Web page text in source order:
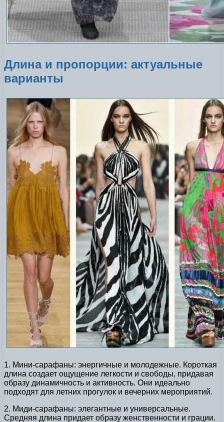
Длина и пропорции: актуальные
варианты
1. Мини-сарафаны: энергичные и молодежные. Короткая
длина создает ощущение легкости и свободы, придавая
образу динамичность и активность. Они идеально
подходят для летних прогулок и вечерних мероприятий.
2. Миди-сарафаны: элегантные и универсальные.
Средняя длина придает образу женственности и грации.